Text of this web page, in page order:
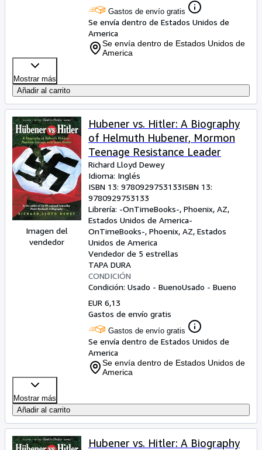
Gastos de envío gratis
Se envía dentro de Estados Unidos de
America
Se envía dentro de Estados Unidos de
America
Mostrar más
Añadir al carrito
Imagen del
vendedor
Hubener vs. Hitler: A Biography
of Helmuth Hubener, Mormon
Teenage Resistance Leader
Richard Lloyd Dewey
Idioma: Inglés
ISBN 13: 9780929753133ISBN 13:
9780929753133
Librería: -OnTimeBooks-, Phoenix, AZ,
Estados Unidos de America-
OnTimeBooks-, Phoenix, AZ, Estados
Unidos de America
Vendedor de 5 estrellas
TAPA DURA
CONDICIÓN
Condición: Usado - BuenoUsado - Bueno
EUR 6,13
Gastos de envío gratis
Gastos de envío gratis
Se envía dentro de Estados Unidos de
America
Se envía dentro de Estados Unidos de
America
Mostrar más
Añadir al carrito
Hubener vs. Hitler: A Biography